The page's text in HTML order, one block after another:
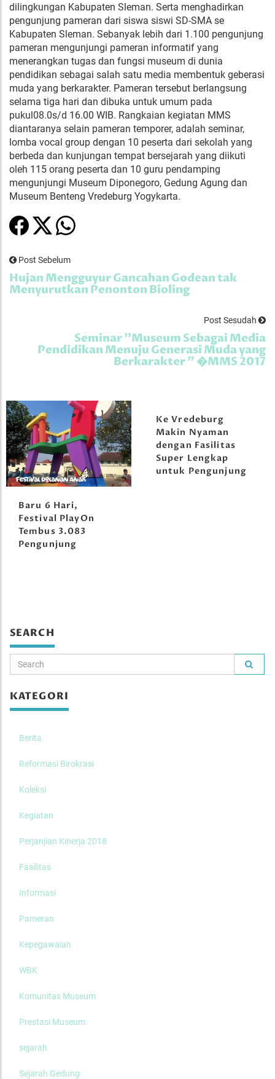
dilingkungan Kabupaten Sleman. Serta menghadirkan
pengunjung pameran dari siswa siswi SD-SMA se
Kabupaten Sleman. Sebanyak lebih dari 1.100 pengunjung
pameran mengunjungi pameran informatif yang
menerangkan tugas dan fungsi museum di dunia
pendidikan sebagai salah satu media membentuk geberasi
muda yang berkarakter. Pameran tersebut berlangsung
selama tiga hari dan dibuka untuk umum pada
pukul08.0s/d 16.00 WIB. Rangkaian kegiatan MMS
diantaranya selain pameran temporer, adalah seminar,
lomba vocal group dengan 10 peserta dari sekolah yang
berbeda dan kunjungan tempat bersejarah yang diikuti
oleh 115 orang peserta dan 10 guru pendamping
mengunjungi Museum Diponegoro, Gedung Agung dan
Museum Benteng Vredeburg Yogykarta.
Post Sebelum
Hujan Mengguyur Gancahan Godean tak
Menyurutkan Penonton Bioling
Post Sesudah
Seminar "Museum Sebagai Media
Pendidikan Menuju Generasi Muda yang
Berkarakter " �MMS 2017
Baru 6 Hari,
Festival PlayOn
Tembus 3.083
Pengunjung
Ke Vredeburg
Makin Nyaman
dengan Fasilitas
Super Lengkap
untuk Pengunjung
SEARCH
KATEGORI
Berita
Reformasi Birokrasi
Koleksi
Kegiatan
Perjanjian Kinerja 2018
Fasilitas
Informasi
Pameran
Kepegawaian
WBK
Komunitas Museum
Prestasi Museum
sejarah
Sejarah Gedung